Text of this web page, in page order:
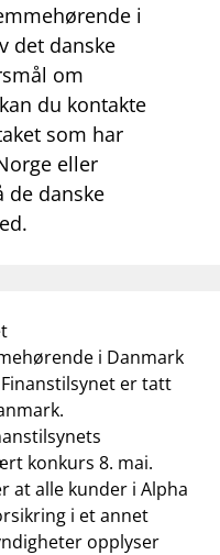
i
det danske
om
du kontakte
som har
eller
de danske
i Danmark
er tatt
konkurs 8. mai.
at alle kunder i Alpha
i et annet
opplyser